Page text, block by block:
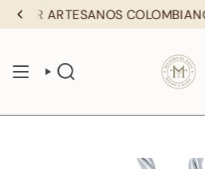
ARTESANOS COLOMBIANOS
BÚSQUEDA